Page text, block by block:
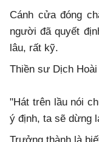
Cánh cửa đóng
người đã quyết
lâu, rất kỹ.
Thiền sư Dịch
"Hát trên lầu nói
ý định, ta sẽ dừng
Trưởng thành là